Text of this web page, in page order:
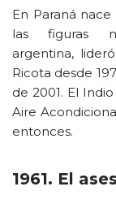
En Paraná
las figuras
argentina,
Ricota desde
de 2001. El
Aire
entonces.
1961. El